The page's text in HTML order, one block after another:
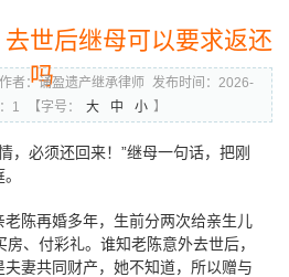
世后继母可以要求返还
吗
作者：诵盈遗产继承律师 发布时间：2026-
1 【字号： 大 中 小 】
，必须还回来！”继母一句话，把刚
陈再婚多年，生前分两次给亲生儿
、付彩礼。谁知老陈意外去世后，
妻共同财产，她不知道，所以赠与